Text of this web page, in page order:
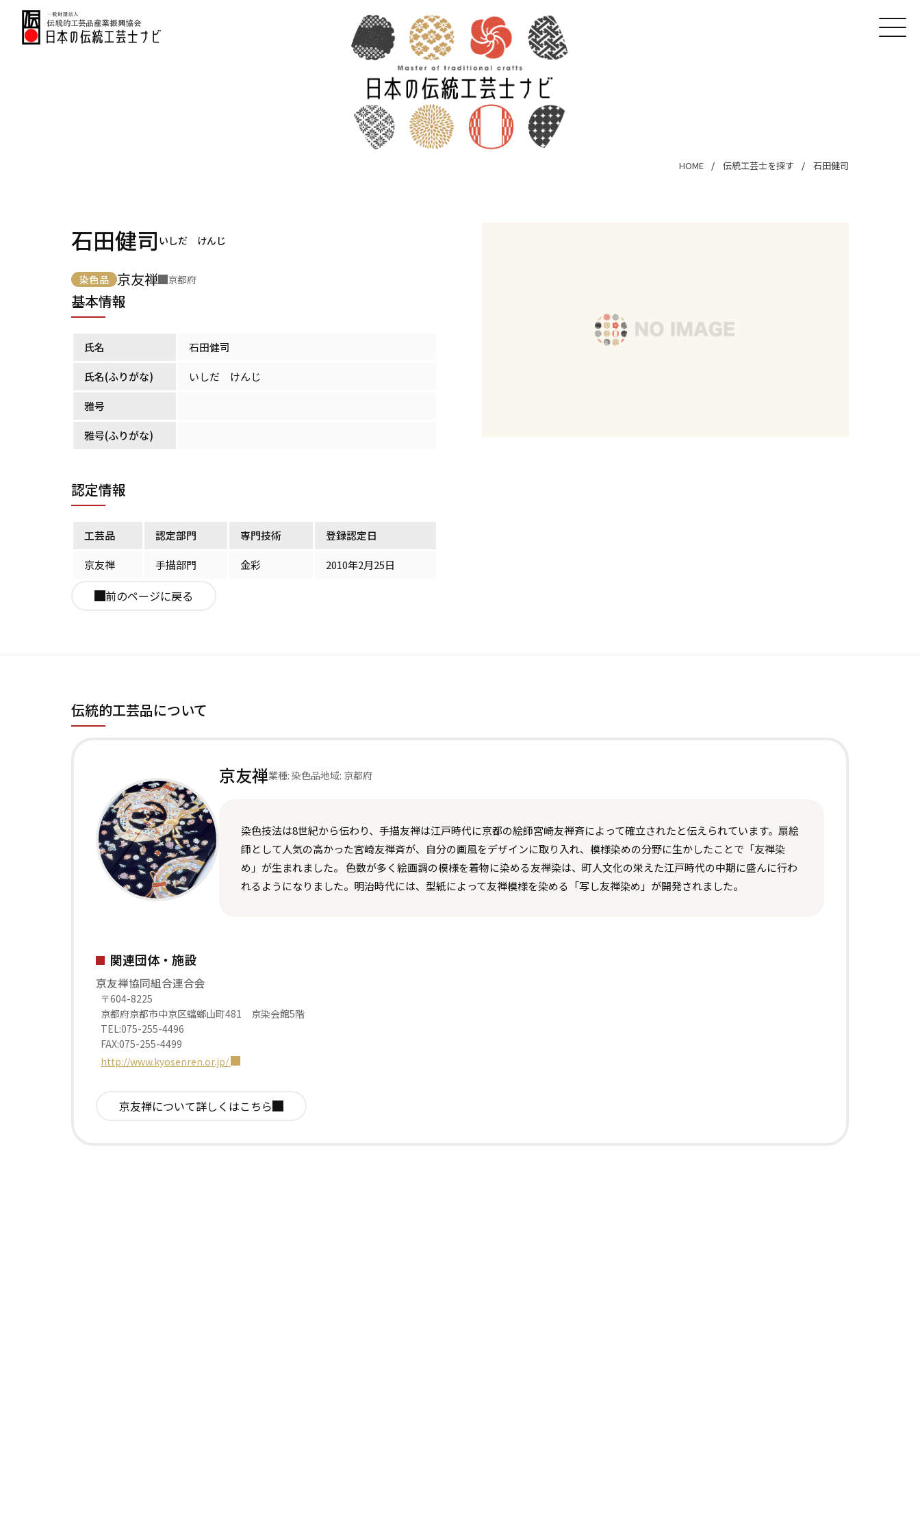
HOME 伝統工芸士を探す 石田健司
石田健司 いしだ けんじ
染色品 京友禅 京都府
基本情報
氏名 石田健司
氏名(ふりがな) いしだ けんじ
雅号
雅号(ふりがな)
認定情報
工芸品 認定部門 専門技術 登録認定日
京友禅 手描部門 金彩 2010年2月25日
前のページに戻る
伝統的工芸品について
京友禅業種: 染色品地域: 京都府
染色技法は8世紀から伝わり、手描友禅は江戸時代に京都の絵師宮崎友禅斉によって確立されたと伝えられています。扇絵
師として人気の高かった宮崎友禅斉が、自分の画風をデザインに取り入れ、模様染めの分野に生かしたことで「友禅染
め」が生まれました。 色数が多く絵画調の模様を着物に染める友禅染は、町人文化の栄えた江戸時代の中期に盛んに行わ
れるようになりました。明治時代には、型紙によって友禅模様を染める「写し友禅染め」が開発されました。
関連団体・施設
京友禅協同組合連合会
〒604-8225
京都府京都市中京区蟷螂山町481 京染会館5階
TEL:075-255-4496
FAX:075-255-4499
http://www.kyosenren.or.jp/
京友禅について詳しくはこちら